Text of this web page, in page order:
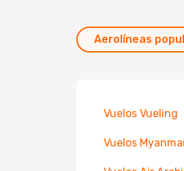
Aerolíneas
Vuelos Vueling
Vuelos